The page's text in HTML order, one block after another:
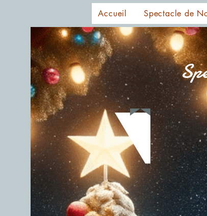
Accueil Spectacle de